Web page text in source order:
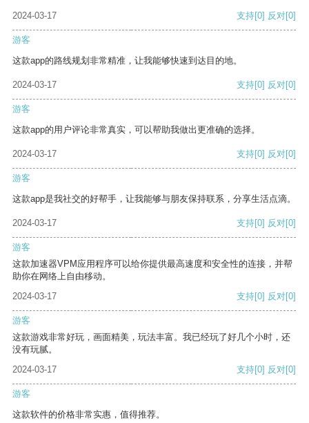
2024-03-17
支持[0] 反对[0]
游客
这款app的路线规划非常精准，让我能够快速到达目的地。
2024-03-17 支持[0] 反对[0]
游客
这款app的用户评论非常真实，可以帮助我做出更准确的选择。
2024-03-17 支持[0] 反对[0]
游客
这款app是我社交的好帮手，让我能够与朋友保持联系，分享生活点滴。
2024-03-17 支持[0] 反对[0]
游客
这款加速器VPM应用程序可以给你提供最高速度和安全性的连接，并帮
助你在网络上自由移动。
2024-03-17
支持[0] 反对[0]
游客
这款游戏非常好玩，画面精美，玩法丰富。我已经玩了好几个小时，还
没有玩腻。
2024-03-17
支持[0] 反对[0]
游客
这款软件的价格非常实惠，值得推荐。